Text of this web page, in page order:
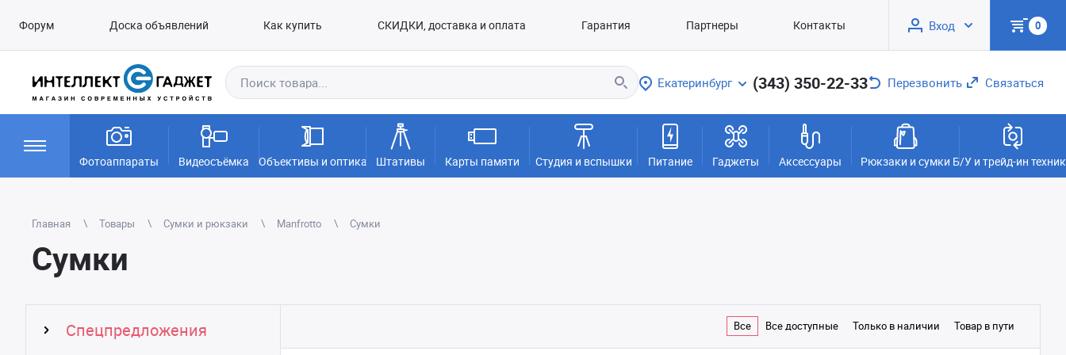
Форум Доска объявлений Как купить СКИДКИ, доставка и оплата Гарантия Партнеры Контакты Вход 0
Екатеринбург (343) 350-22-33 Перезвонить Связаться
Фотоаппараты Видеосъёмка Объективы и оптика Штативы Карты памяти Студия и вспышки Питание Гаджеты Аксессуары Рюкзаки и сумки Б/У и трейд-ин
Главная Товары Сумки и рюкзаки Manfrotto Сумки
Сумки
Спецпредложения Все Все доступные Только в наличии Товар в пути